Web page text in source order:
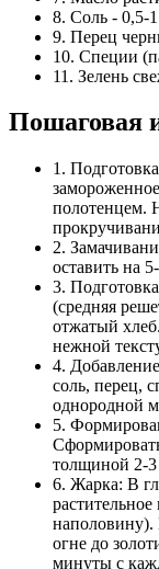
8. Соль - 0,5-
9. Перец
10. Специи
11. Зелень
Пошаговая
1.
полотенцем.
2.
оставить на
3.
(средняя
отжатый
нежной
4.
соль, перец,
однородной
5.
толщиной 2-3
6. Жарка: В
наполовину).
огне до
минуты с